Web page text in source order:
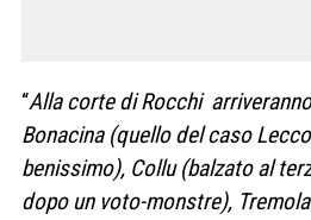
“Alla corte di Rocchi
Bonacina (quello del caso
benissimo), Collu (balzato al
dopo un voto-monstre),